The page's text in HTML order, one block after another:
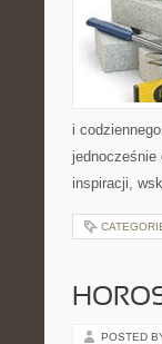
i
jednocześnie
inspiracji,
POSTED